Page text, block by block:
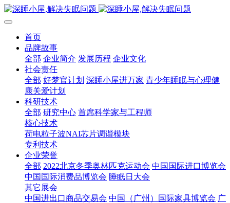
首页
品牌故事
全部 企业简介 发展历程 企业文化
社会责任
全部 好梦官计划 深睡小屋进万家 青少年睡眠与心理健
康关爱计划
科研技术
全部 研究中心 首席科学家与工程师
核心技术
荷电粒子波NAI芯片调谐模块
专利技术
企业荣誉
全部 2022北京冬季奥林匹克运动会 中国国际进口博览会
中国国际消费品博览会 睡眠日大会
其它展会
中国进出口商品交易会 中国（广州）国际家具博览会 广